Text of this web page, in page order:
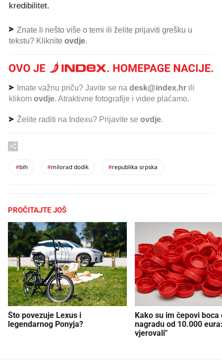
kredibilitet.
Znate li nešto više o temi ili želite prijaviti grešku u
tekstu? Kliknite ovdje.
Imate važnu priču? Javite se na desk@index.hr ili
klikom ovdje. Atraktivne fotografije i videe plaćamo.
Želite raditi na Indexu? Prijavite se ovdje.
#bih #milorad dodik #republika srpska
PROČITAJTE JOŠ
Što povezuje Lexus i
legendarnog Ponyja?
Kako su im čepovi boca
nagradu od 10.000
vjerovali"